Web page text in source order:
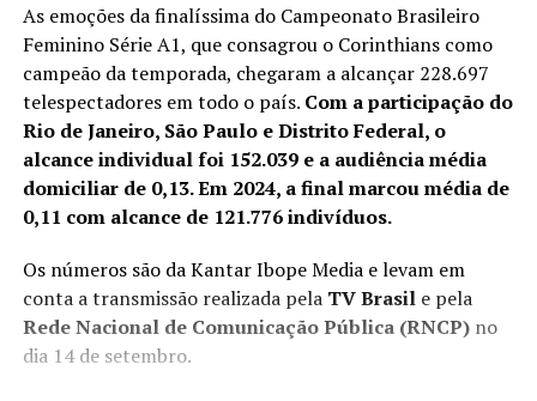
As emoções da finalíssima do Campeonato Brasileiro
Feminino Série A1, que consagrou o Corinthians como
campeão da temporada, chegaram a alcançar 228.697
telespectadores em todo o país. Com a participação do
Rio de Janeiro, São Paulo e Distrito Federal, o
alcance individual foi 152.039 e a audiência média
domiciliar de 0,13. Em 2024, a final marcou média de
0,11 com alcance de 121.776 indivíduos.
Os números são da Kantar Ibope Media e levam em
conta a transmissão realizada pela TV Brasile pela
Rede Nacional de Comunicação Pública (RNCP)no
dia 14 de setembro.